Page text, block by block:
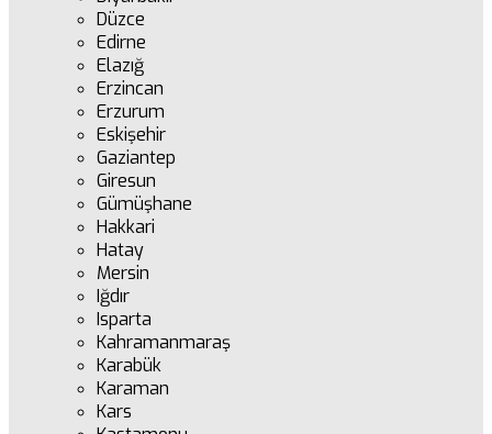
Düzce
Edirne
Elazığ
Erzincan
Erzurum
Eskişehir
Gaziantep
Giresun
Gümüşhane
Hakkari
Hatay
Mersin
Iğdır
Isparta
Kahramanmaraş
Karabük
Karaman
Kars